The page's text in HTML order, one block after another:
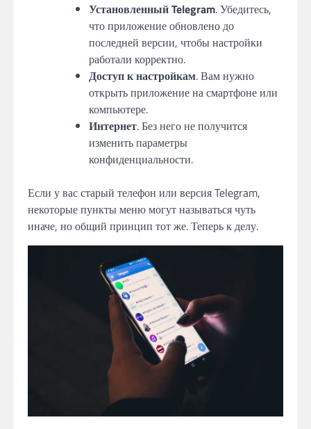
Установленный Telegram. Убедитесь,
что приложение обновлено до
последней версии, чтобы настройки
работали корректно.
Доступ к настройкам. Вам нужно
открыть приложение на смартфоне или
компьютере.
Интернет. Без него не получится
изменить параметры
конфиденциальности.
Если у вас старый телефон или версия Telegram,
некоторые пункты меню могут называться чуть
иначе, но общий принцип тот же. Теперь к делу.